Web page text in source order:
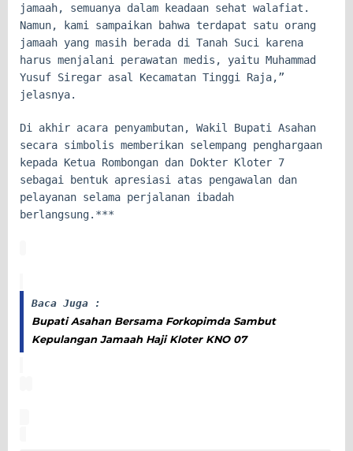
jamaah, semuanya dalam keadaan sehat walafiat.
Namun, kami sampaikan bahwa terdapat satu orang
jamaah yang masih berada di Tanah Suci karena
harus menjalani perawatan medis, yaitu Muhammad
Yusuf Siregar asal Kecamatan Tinggi Raja,”
jelasnya.
Di akhir acara penyambutan, Wakil Bupati Asahan
secara simbolis memberikan selempang penghargaan
kepada Ketua Rombongan dan Dokter Kloter 7
sebagai bentuk apresiasi atas pengawalan dan
pelayanan selama perjalanan ibadah
berlangsung.***
Baca Juga :
Bupati Asahan Bersama Forkopimda Sambut
Kepulangan Jamaah Haji Kloter KNO 07